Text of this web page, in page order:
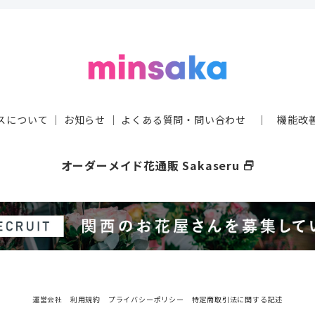
について ｜ お知らせ ｜ よくある質問・問い合わせ ｜機能改
オーダーメイド花通販 Sakaseru select_window
運営会社 利用規約 プライバシーポリシー 特定商取引法に関する記述